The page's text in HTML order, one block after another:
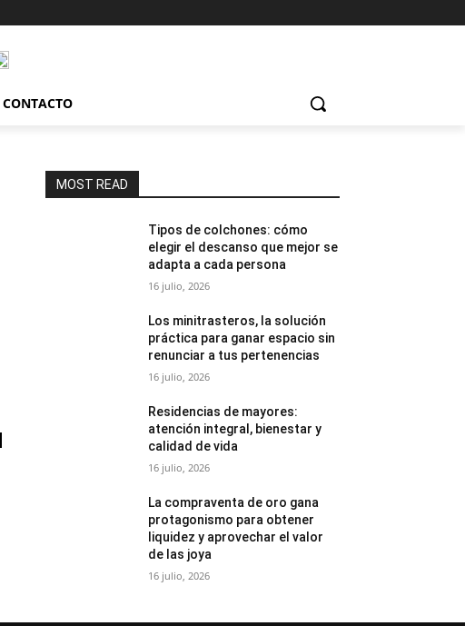
CONTACTO
MOST READ
Tipos de colchones: cómo
elegir el descanso que mejor se
adapta a cada persona
16 julio, 2026
Los minitrasteros, la solución
práctica para ganar espacio sin
renunciar a tus pertenencias
16 julio, 2026
Residencias de mayores:
atención integral, bienestar y
calidad de vida
16 julio, 2026
La compraventa de oro gana
protagonismo para obtener
liquidez y aprovechar el valor
de las joya
16 julio, 2026